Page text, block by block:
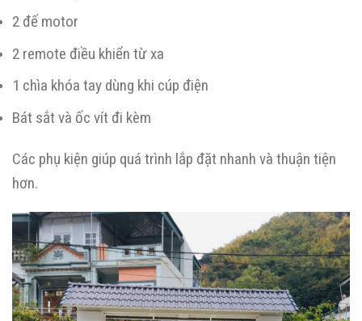
2 đế motor
2 remote điều khiển từ xa
1 chìa khóa tay dùng khi cúp điện
Bát sắt và ốc vít đi kèm
Các phụ kiện giúp quá trình lắp đặt nhanh và thuận tiện
hơn.